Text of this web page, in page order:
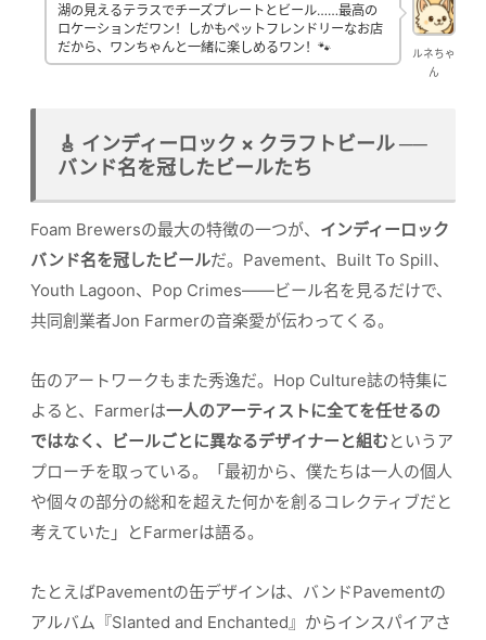
ルネちゃ
ん
湖の見えるテラスでチーズプレートとビール……最高の
ロケーションだワン！しかもペットフレンドリーなお店
だから、ワンちゃんと一緒に楽しめるワン！🐾
🎸 インディーロック × クラフトビール ──
バンド名を冠したビールたち
Foam Brewersの最大の特徴の一つが、 インディーロック
バンド名を冠したビールだ。Pavement、Built To Spill、
Youth Lagoon、Pop Crimes——ビール名を見るだけで、
共同創業者Jon Farmerの音楽愛が伝わってくる。
缶のアートワークもまた秀逸だ。Hop Culture誌の特集に
よると、Farmerは一人のアーティストに全てを任せるの
ではなく、ビールごとに異なるデザイナーと組むというア
プローチを取っている。「最初から、僕たちは一人の個人
や個々の部分の総和を超えた何かを創るコレクティブだと
考えていた」とFarmerは語る。
たとえばPavementの缶デザインは、バンドPavementの
アルバム『Slanted and Enchanted』からインスパイアさ